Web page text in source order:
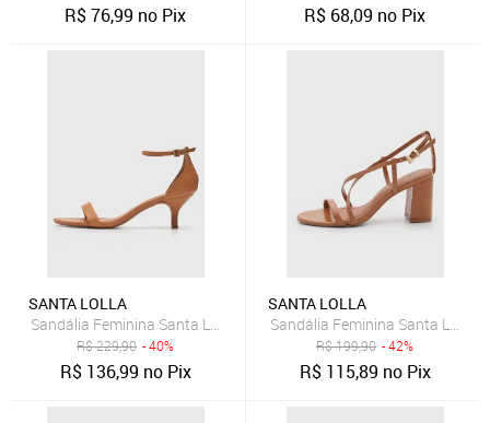
R$76,99 no Pix R$ 68,09 no Pix
SANTA LOLLA
Sandália Feminina Santa Lolla Salto Baixo Caramelo
R$229,90 - 40%
R$ 136,99 no Pix
SANTA LOLLA
Sandália Feminina Santa Lolla
R$199,90 - 42%
R$ 115,89 no Pix